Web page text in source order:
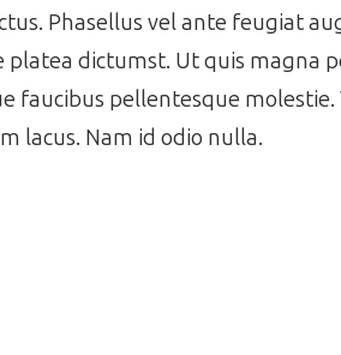
Phasellus vel ante feugiat
dictumst. Ut quis magna
faucibus pellentesque molestie.
lacus. Nam id odio nulla.